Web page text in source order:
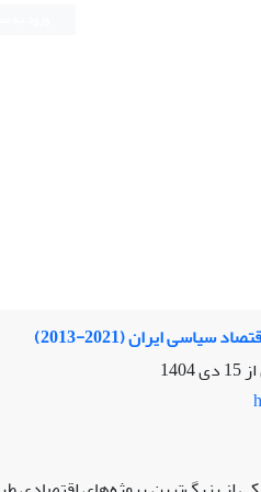
ایران (2021-2013)
15 دی 1404